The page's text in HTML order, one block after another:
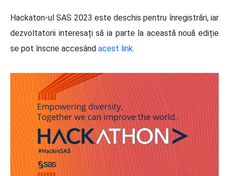
Hackaton-ul SAS 2023 este deschis pentru înregistrări, iar
dezvoltatorii interesați să ia parte la această nouă ediție
se pot înscrie accesând acest link.